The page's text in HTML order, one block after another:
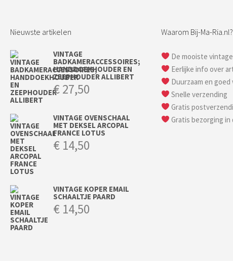
Nieuwste artikelen
VINTAGE
BADKAMERACCESSOIRES;
HANDDOEKHOUDER EN
ZEEPHOUDER ALLIBERT
€27,50
VINTAGE OVENSCHAAL
MET DEKSEL ARCOPAL
FRANCE LOTUS
€ 14,50
VINTAGE KOPER EMAIL
SCHAALTJE PAARD
€ 14,50
Waarom Bij-Ma-Ria.nl?
De mooiste
Eerlijke info over
Duurzaam en
Snelle verzending
Gratis
Gratis bezorging in